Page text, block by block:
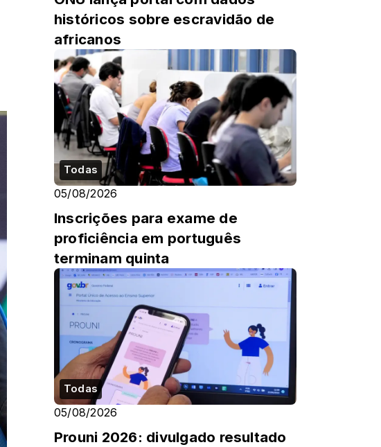
históricos sobre escravidão de
africanos
Todas
05/08/2026
Inscrições para exame de
proficiência em português
terminam quinta
Todas
05/08/2026
Prouni 2026: divulgado resultado